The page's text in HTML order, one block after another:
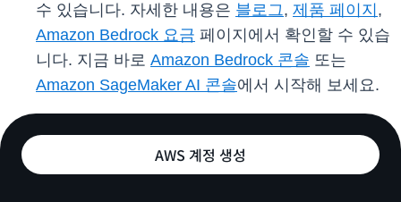
수 있습니다. 자세한 내용은 블로그, 제품 페이지 ,
Amazon Bedrock 요금 페이지에서 확인할 수 있습
니다. 지금 바로 Amazon Bedrock 콘솔 또는
Amazon SageMaker AI 콘솔에서 시작해 보세요.
AWS 계정 생성